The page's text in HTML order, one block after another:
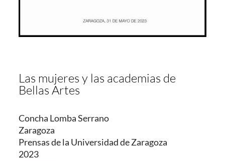
Las mujeres y las academias de
Bellas Artes
Concha Lomba Serrano
Zaragoza
Prensas de la Universidad de Zaragoza
2023